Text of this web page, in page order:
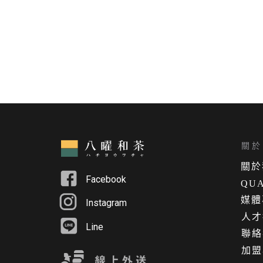
Facebook
人
Instagram
關
關 於
媒
Line
聯
加